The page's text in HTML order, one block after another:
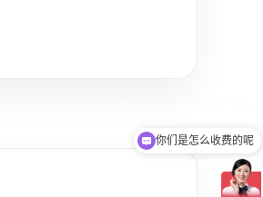
你们是怎么收费的呢